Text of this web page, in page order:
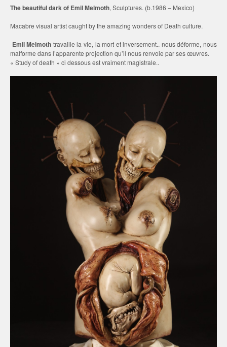
The beautiful dark of Emil Melmoth, Sculptures. (b.1986 – Mexico)
Macabre visual artist caught by the amazing wonders of Death culture.
Emil Melmoth travaille la vie, la mort et inversement.. nous déforme, nous
malforme dans l’apparente projection qu’il nous renvoie par ses œuvres.
« Study of death » ci dessous est vraiment magistrale..